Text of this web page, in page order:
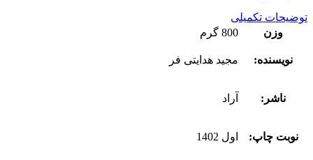
توضیحات تکمیلی
وزن
800 گرم
نویسنده: مجید هدایتی فر
ناشر: آراد
نوبت چاپ: اول 1402